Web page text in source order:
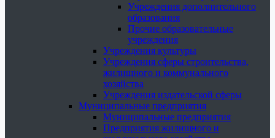
Учреждения дополнительного
образования
Прочие образовательные
учреждения
Учреждения культуры
Учреждения сферы строительства,
жилищного и коммунального
хозяйства
Учреждения издательской сферы
Муниципальные предприятия
Муниципальные предприятия
Предприятия жилищного и